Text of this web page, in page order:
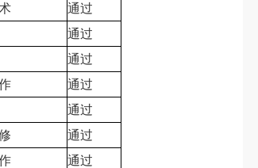
通过
通过
通过
通过
通过
通过
通过